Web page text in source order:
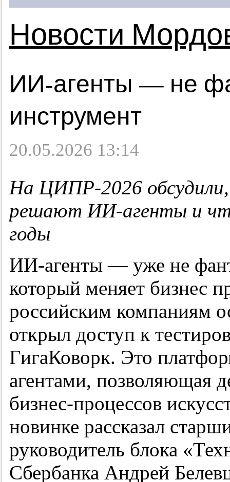
Новости
ИИ-агенты — не
инструмент
20.05.2026 13:14
На ЦИПР-2026 обсудили,
решают ИИ-агенты и
годы
ИИ-агенты — уже не
который меняет бизнес
российским компаниям
открыл доступ к
ГигаКоворк. Это
агентами, позволяющая
бизнес-процессов
новинке рассказал
руководитель блока
Сбербанка Андрей